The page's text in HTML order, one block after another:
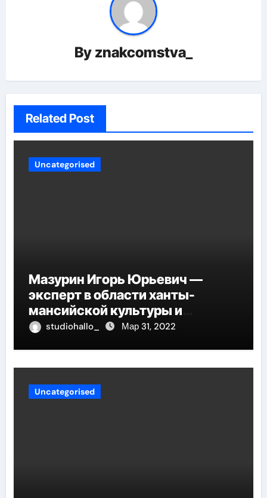
By znakcomstva_
Related Post
Uncategorised
Мазурин Игорь Юрьевич —
эксперт в области ханты-
мансийской культуры и
искусства, рассказываем о его
studiohallo_ Мар 31, 2022
Uncategorised